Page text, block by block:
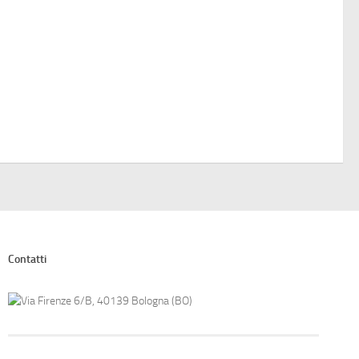
Contatti
Via Firenze 6/B, 40139 Bologna (BO)